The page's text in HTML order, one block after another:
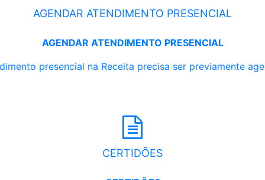
AGENDAR ATENDIMENTO PRESENCIAL
AGENDAR ATENDIMENTO PRESENCIAL
presencial na Receita precisa ser previamente
CERTIDÕES